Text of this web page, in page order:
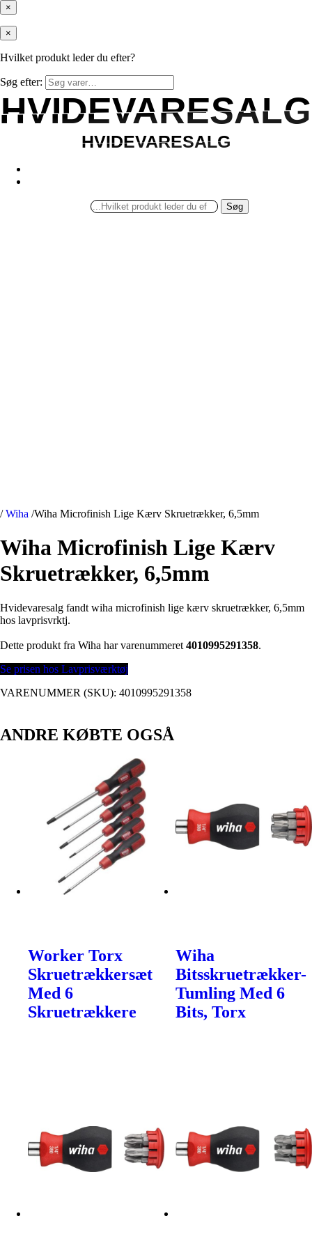
×
×
Hvilket produkt leder du efter?
Søg efter:
HVIDEVARESALG
HVIDEVARESALG
HVIDEVARESALG
HVIDEVARESALG
Søg
/ Wiha /Wiha Microfinish Lige Kærv Skruetrækker, 6,5mm
Wiha Microfinish Lige Kærv
Skruetrækker, 6,5mm
Hvidevaresalg fandt wiha microfinish lige kærv skruetrækker, 6,5mm
hos lavprisvrktj.
Dette produkt fra Wiha har varenummeret 4010995291358.
Se prisen hos Lavprisværktøj
VARENUMMER (SKU): 4010995291358
ANDRE KØBTE OGSÅ
Worker Torx
Skruetrækkersæt
Med 6
Skruetrækkere
Wiha
Bitsskruetrækker-
Tumling Med 6
Bits, Torx